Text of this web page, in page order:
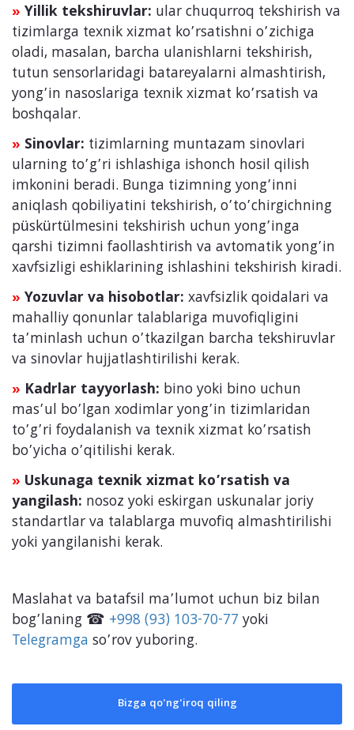
» Yillik tekshiruvlar: ular chuqurroq tekshirish va
tizimlarga texnik xizmat ko’rsatishni o’zichiga
oladi, masalan, barcha ulanishlarni tekshirish,
tutun sensorlaridagi batareyalarni almashtirish,
yong’in nasoslariga texnik xizmat ko’rsatish va
boshqalar.
» Sinovlar: tizimlarning muntazam sinovlari
ularning to’g’ri ishlashiga ishonch hosil qilish
imkonini beradi. Bunga tizimning yong’inni
aniqlash qobiliyatini tekshirish, o’to’chirgichning
püskürtülmesini tekshirish uchun yong’inga
qarshi tizimni faollashtirish va avtomatik yong’in
xavfsizligi eshiklarining ishlashini tekshirish kiradi.
» Yozuvlar va hisobotlar: xavfsizlik qoidalari va
mahalliy qonunlar talablariga muvofiqligini
ta’minlash uchun o’tkazilgan barcha tekshiruvlar
va sinovlar hujjatlashtirilishi kerak.
» Kadrlar tayyorlash: bino yoki bino uchun
mas’ul bo’lgan xodimlar yong’in tizimlaridan
to’g’ri foydalanish va texnik xizmat ko’rsatish
bo’yicha o’qitilishi kerak.
» Uskunaga texnik xizmat ko’rsatish va
yangilash: nosoz yoki eskirgan uskunalar joriy
standartlar va talablarga muvofiq almashtirilishi
yoki yangilanishi kerak.
Maslahat va batafsil ma’lumot uchun biz bilan
bog’laning ☎ +998 (93) 103-70-77 yoki
Telegramga so’rov yuboring.
Bizga qo'ng'iroq qiling